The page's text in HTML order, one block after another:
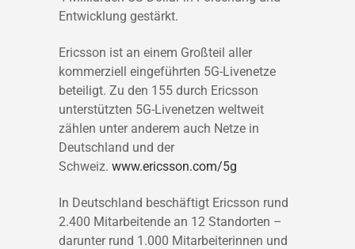
Entwicklung gestärkt.
Ericsson ist an einem Großteil aller
kommerziell eingeführten 5G-Livenetze
beteiligt. Zu den 155 durch Ericsson
unterstützten 5G-Livenetzen weltweit
zählen unter anderem auch Netze in
Deutschland und der
Schweiz. www.ericsson.com/5g
In Deutschland beschäftigt Ericsson rund
2.400 Mitarbeitende an 12 Standorten –
darunter rund 1.000 Mitarbeiterinnen und